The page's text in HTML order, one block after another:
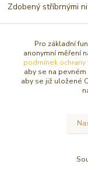
Zdobený stříbrnými
Zboží
SOŠKY, RELIÉFY
VÁNOČNÍ
Větší anděl 15 -
Pro základní
anonymní měření
podmínek ochrany
aby se na
aby se již uložené